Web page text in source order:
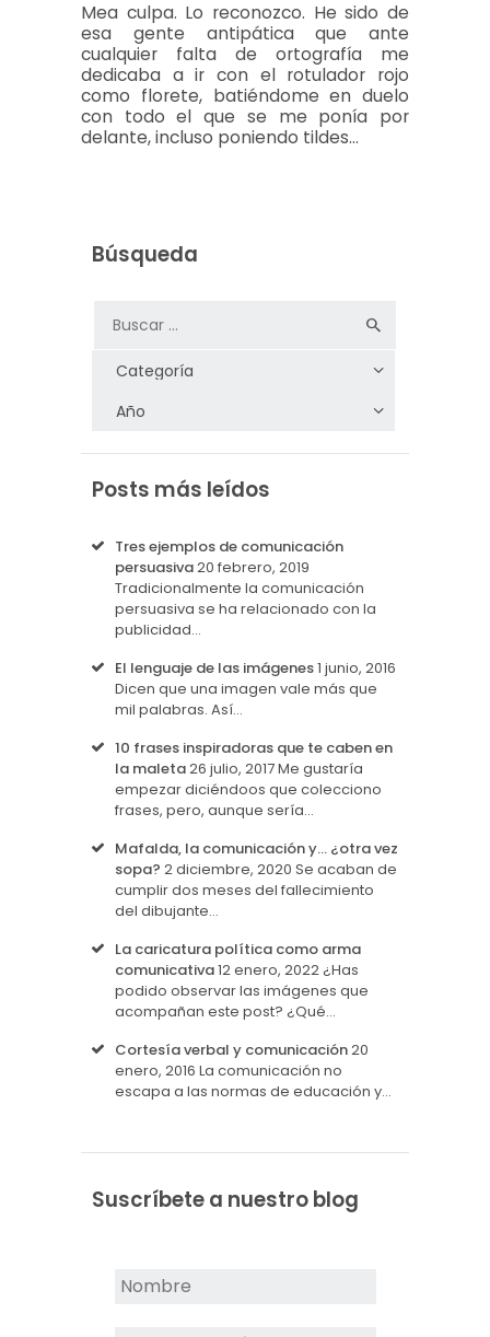
Mea culpa. Lo reconozco. He sido de
esa gente antipática que ante
cualquier falta de ortografía me
dedicaba a ir con el rotulador rojo
como florete, batiéndome en duelo
con todo el que se me ponía por
delante, incluso poniendo tildes…
Búsqueda
Posts más leídos
Tres ejemplos de comunicación
persuasiva20 febrero, 2019
Tradicionalmente la comunicación
persuasiva se ha relacionado con la
publicidad…
El lenguaje de las imágenes1 junio, 2016
Dicen que una imagen vale más que
mil palabras. Así…
10 frases inspiradoras que te caben en
la maleta26 julio, 2017Me gustaría
empezar diciéndoos que colecciono
frases, pero, aunque sería…
Mafalda, la comunicación y… ¿otra vez
sopa? 2 diciembre, 2020 Se acaban de
cumplir dos meses del fallecimiento
del dibujante…
La caricatura política como arma
comunicativa12 enero, 2022¿Has
podido observar las imágenes que
acompañan este post? ¿Qué…
Cortesía verbal y comunicación20
enero, 2016 La comunicación no
escapa a las normas de educación y…
Suscríbete a nuestro blog